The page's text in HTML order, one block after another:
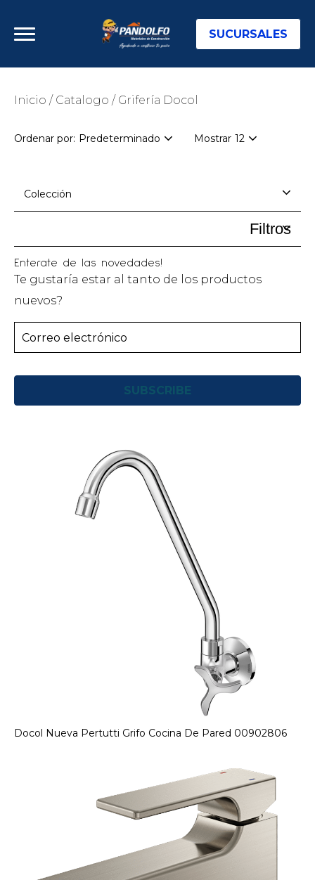
SUCURSALES
Inicio / Catalogo / Grifería Docol
Ordenar por: Predeterminado Mostrar 12
Colección
Filtros
Enterate de las novedades!
Te gustaría estar al tanto de los productos
nuevos?
SUBSCRIBE
Docol Nueva Pertutti Grifo Cocina De Pared 00902806